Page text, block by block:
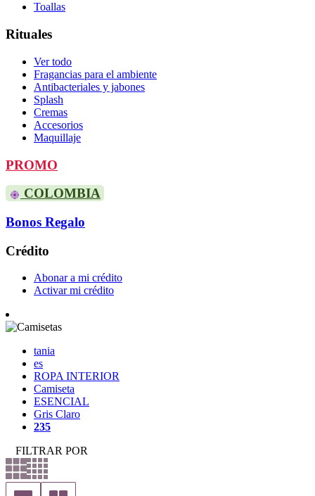
Toallas
Rituales
Ver todo
Fragancias para el ambiente
Antibacteriales y jabones
Splash
Cremas
Accesorios
Maquillaje
PROMO
COLOMBIA
Bonos Regalo
Crédito
Abonar a mi crédito
Activar mi crédito
tania
es
ROPA INTERIOR
Camiseta
ESENCIAL
Gris Claro
235
FILTRAR POR